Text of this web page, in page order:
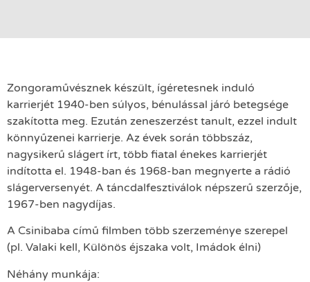
Zongoraművésznek készült, ígéretesnek induló
karrierjét 1940-ben súlyos, bénulással járó betegsége
szakította meg. Ezután zeneszerzést tanult, ezzel indult
könnyűzenei karrierje. Az évek során többszáz,
nagysikerű slágert írt, több fiatal énekes karrierjét
indította el. 1948-ban és 1968-ban megnyerte a rádió
slágerversenyét. A táncdalfesztiválok népszerű szerzője,
1967-ben nagydíjas.
A Csinibaba című filmben több szerzeménye szerepel
(pl. Valaki kell, Különös éjszaka volt, Imádok élni)
Néhány munkája: